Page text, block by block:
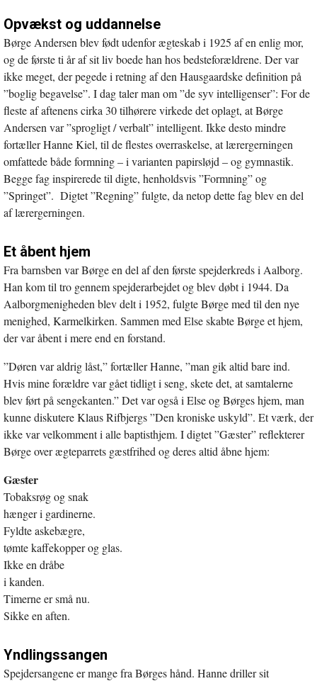
Opvækst og uddannelse
Børge Andersen blev født udenfor ægteskab i 1925 af en enlig mor,
og de første ti år af sit liv boede han hos bedsteforældrene. Der var
ikke meget, der pegede i retning af den Hausgaardske definition på
”boglig begavelse”. I dag taler man om ”de syv intelligenser”: For de
fleste af aftenens cirka 30 tilhørere virkede det oplagt, at Børge
Andersen var ”sprogligt / verbalt” intelligent. Ikke desto mindre
fortæller Hanne Kiel, til de flestes overraskelse, at lærergerningen
omfattede både formning – i varianten papirsløjd – og gymnastik.
Begge fag inspirerede til digte, henholdsvis ”Formning” og
”Springet”. Digtet ”Regning” fulgte, da netop dette fag blev en del
af lærergerningen.
Et åbent hjem
Fra barnsben var Børge en del af den første spejderkreds i Aalborg.
Han kom til tro gennem spejderarbejdet og blev døbt i 1944. Da
Aalborgmenigheden blev delt i 1952, fulgte Børge med til den nye
menighed, Karmelkirken. Sammen med Else skabte Børge et hjem,
der var åbent i mere end en forstand.
”Døren var aldrig låst,” fortæller Hanne, ”man gik altid bare ind.
Hvis mine forældre var gået tidligt i seng, skete det, at samtalerne
blev ført på sengekanten.” Det var også i Else og Børges hjem, man
kunne diskutere Klaus Rifbjergs ”Den kroniske uskyld”. Et værk, der
ikke var velkomment i alle baptisthjem. I digtet ”Gæster” reflekterer
Børge over ægteparrets gæstfrihed og deres altid åbne hjem:
Gæster
Tobaksrøg og snak
hænger i gardinerne.
Fyldte askebægre,
tømte kaffekopper og glas.
Ikke en dråbe
i kanden.
Timerne er små nu.
Sikke en aften.
Yndlingssangen
Spejdersangene er mange fra Børges hånd. Hanne driller sit